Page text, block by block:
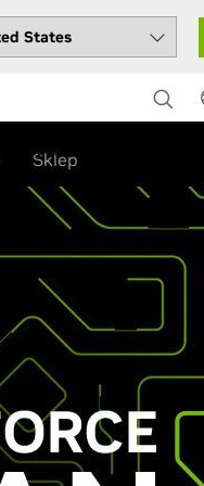
Wsparcie
Sklep